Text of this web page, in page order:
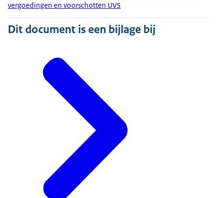
vergoedingen en voorschotten UVS
Dit document is een bijlage bij